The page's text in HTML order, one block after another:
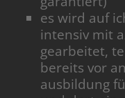
es wird auf
intensiv mit
gearbeitet,
bereits vor
ausbildung